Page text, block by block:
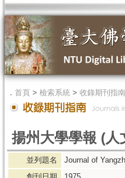
． 首頁 > 檢索系統 > 收錄期刊指南
揚州大學學報 (人
並列題名
Journal of